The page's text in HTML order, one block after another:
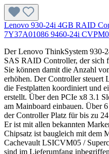
Lenovo 930-24i 4GB RAID
7Y37A01086 9460-24i
Der Lenovo ThinkSystem 930-
SAS RAID Controller, der sich
Sie können damit die Anzahl
erhöhen. Der Controller steuert
die Festplatten koordiniert und
erstellt. Über den PCIe x8 3.1
am Mainboard einbauen. Über
der Controller Platz für bis zu
Er ist mit allen bekannten
Chipsatz ist baugleich mit dem
Cachevault LSICVM05 /
sind im Lieferumfang